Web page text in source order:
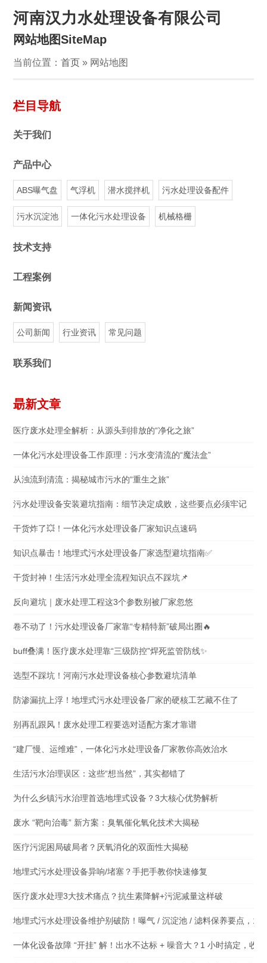
河南汉力水处理设备有限公司
网站地图SiteMap
当前位置：首页 » 网站地图
栏目导航
关于我们
产品中心
ABS曝气盘 气浮机 潜水搅拌机 污水处理设备配件
污水沉淀池 一体化污水处理设备 机械格栅
技术支持
工程案例
新闻资讯
公司新闻 行业资讯 常见问题
联系我们
朂新文章
医疗废水处理全解析：从源头到排放的“净化之旅”
一体化污水处理设备工作原理：污水变清流的“魔法盒”
从浊流到清流：揭秘城市污水的“重生之旅”
污水处理设备安装避坑指南：细节决定成败，这些要点必须牢记
干货炸了💥！一体化污水处理设备厂家知识点速码
知识点暴击！地埋式污水处理设备厂家选型避坑指南✅
干货封神！生活污水处理全流程知识点不踩坑📌
反向避坑｜废水处理工程这3个参数别被厂家忽悠
卷不动了！污水处理设备厂家靠“专精特新”破局出圈🔥
buff叠满！医疗废水处理靠“三级防控”焊死监管防线✨
选型不踩坑！河南污水处理设备核心参数避坑清单
防渗漏抗上浮！地埋式污水处理设备厂家的硬核工艺藏不住了
别再乱跟风！废水处理工程要选对适配方案才靠谱
“建厂慢、运维难”，一体化污水处理设备厂家教你高效治水
生活污水治理误区：这些“想当然”，其实都错了
为什么乡镇污水治理首选地埋式设备？3大核心优势解析
废水 “靶向治毒” 新方案：臭氧催化氧化技术大揭秘
医疗污泥困局破局者？厌氧消化的双面性大揭秘
地埋式污水处理设备异响/堵塞？手把手教你快速修复
医疗废水处理3大技术痛点？抗生素降解+污泥减量这样破
地埋式污水处理设备维护别破防！曝气 / 沉淀池 / 滤料保养要点，1
一体化设备故障 “开挂” 解！出水不达标 + 噪音大？1 小时搞定，收